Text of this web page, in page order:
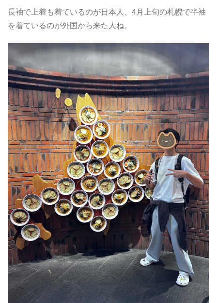
長袖で上着も着ているのが日本人、4月上旬の札幌で半袖
を着ているのが外国から来た人ね。